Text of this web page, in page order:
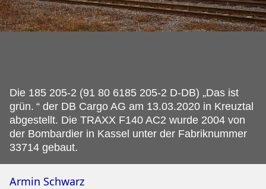
Die 185 205-2 (91 80 6185 205-2 D-DB) „Das ist
grün. “ der DB Cargo AG am 13.03.2020 in Kreuztal
abgestellt. Die TRAXX F140 AC2 wurde 2004 von
der Bombardier in Kassel unter der Fabriknummer
33714 gebaut.
Armin Schwarz